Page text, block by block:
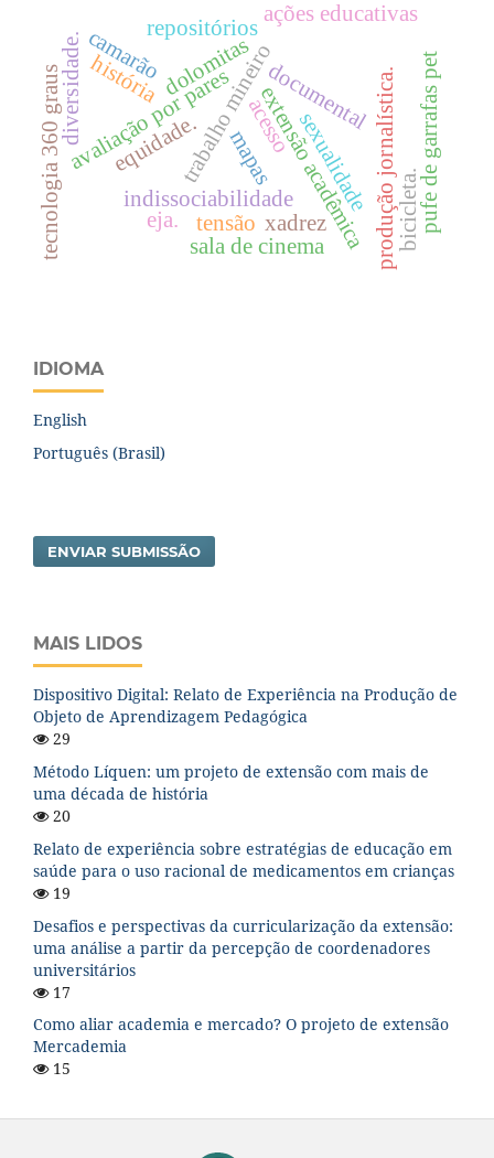
avaliação por pares
trabalho mineiro
dolomitasdocumental
extensão acadêmicaprodução jornalística.
história
indissociabilidade
diversidade.
mapas
bicicleta.pufe de garrafas pet
repositórios
tecnologia 360 graus
ações educativas
camarão
xadrez
sexualidade
tensão
eja.
sala de cinema
acesso
equidade.
IDIOMA
English
Português (Brasil)
ENVIAR SUBMISSÃO
MAIS LIDOS
Dispositivo Digital: Relato de Experiência na Produção de
Objeto de Aprendizagem Pedagógica
29
Método Líquen: um projeto de extensão com mais de
uma década de história
20
Relato de experiência sobre estratégias de educação em
saúde para o uso racional de medicamentos em crianças
19
Desafios e perspectivas da curricularização da extensão:
uma análise a partir da percepção de coordenadores
universitários
17
Como aliar academia e mercado? O projeto de extensão
Mercademia
15